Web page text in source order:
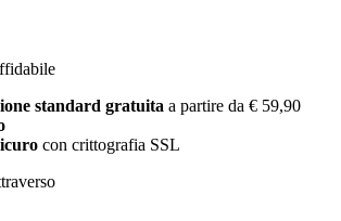
standard gratuita a partire da € 59,90
con crittografia SSL